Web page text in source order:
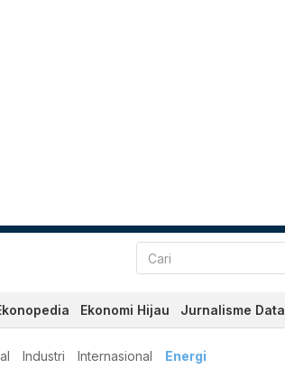
Ekonomi Hijau Jurnalisme Data
Industri Internasional Energi